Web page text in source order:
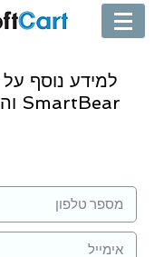
למידע נוסף
SmartBear והצעת מחיר: